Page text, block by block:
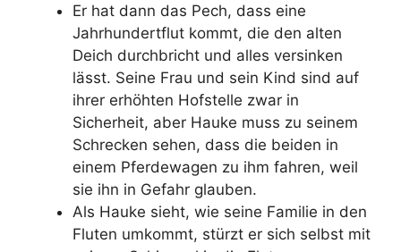
Er hat dann das Pech, dass eine
Jahrhundertflut kommt, die den alten
Deich durchbricht und alles versinken
lässt. Seine Frau und sein Kind sind auf
ihrer erhöhten Hofstelle zwar in
Sicherheit, aber Hauke muss zu seinem
Schrecken sehen, dass die beiden in
einem Pferdewagen zu ihm fahren, weil
sie ihn in Gefahr glauben.
Als Hauke sieht, wie seine Familie in den
Fluten umkommt, stürzt er sich selbst mit